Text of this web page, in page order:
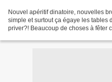
Nouvel apéritif dinatoire, nouvelles
simple et surtout ça égaye les tables
priver?! Beaucoup de choses à fêter